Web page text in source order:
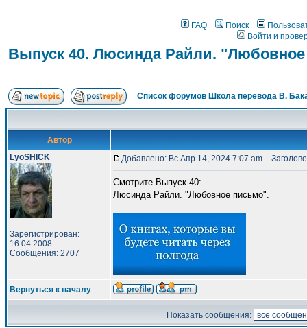
FAQ Поиск
Войти и
Выпуск 40. Люсинда Райли.
Список форумов Школа перевода В.
Автор
LyoSHICK
Зарегистрирован:
16.04.2008
Сообщения: 2707
Добавлено: Вс Апр 14, 2024 7:07 am
Смотрите Выпуск 40:
Люсинда Райли. "Любовное письмо".
Вернуться к началу
Показать сообщения: